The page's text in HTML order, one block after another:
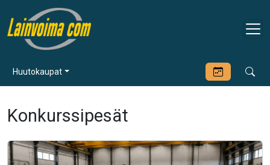
Huutokaupat
Konkurssipesät